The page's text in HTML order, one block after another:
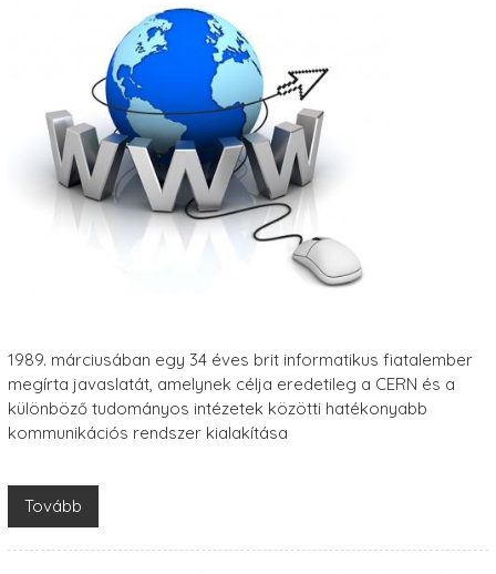
1989. márciusában egy 34 éves brit informatikus fiatalember
megírta javaslatát, amelynek célja eredetileg a CERN és a
különböző tudományos intézetek közötti hatékonyabb
kommunikációs rendszer kialakítása
Tovább